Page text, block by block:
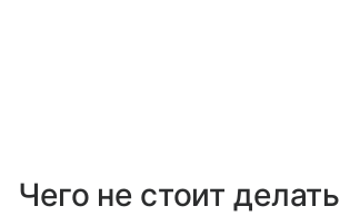
Чего не стоит делать